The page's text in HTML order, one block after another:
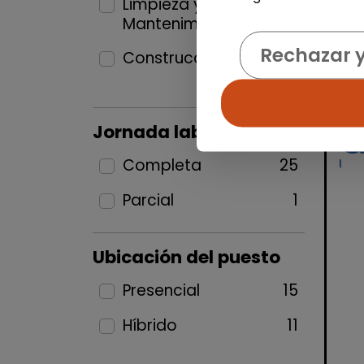
Limpieza y
Mantenimiento
Construcción y Oficios
1
Jornada laboral
Completa
25
Parcial
1
Ubicación del puesto
Presencial
15
Híbrido
11
Rechazar